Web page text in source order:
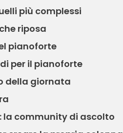
più complessi
riposa
pianoforte
per il pianoforte
della giornata
la community di ascolto